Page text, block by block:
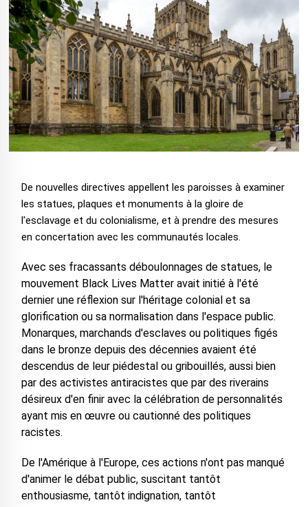
De nouvelles directives appellent les paroisses à examiner
les statues, plaques et monuments à la gloire de
l'esclavage et du colonialisme, et à prendre des mesures
en concertation avec les communautés locales.
Avec ses fracassants déboulonnages de statues, le
mouvement Black Lives Matter avait initié à l'été
dernier une réflexion sur l'héritage colonial et sa
glorification ou sa normalisation dans l'espace public.
Monarques, marchands d'esclaves ou politiques figés
dans le bronze depuis des décennies avaient été
descendus de leur piédestal ou gribouillés, aussi bien
par des activistes antiracistes que par des riverains
désireux d'en finir avec la célébration de personnalités
ayant mis en œuvre ou cautionné des politiques
racistes.
De l'Amérique à l'Europe, ces actions n'ont pas manqué
d'animer le débat public, suscitant tantôt
enthousiasme, tantôt indignation, tantôt